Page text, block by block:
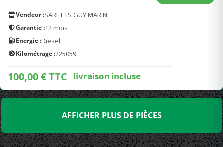
Vendeur :SARL ETS GUY MARIN
Garantie :12 mois
Energie :Diesel
Kilométrage :225059
100,00 € TTC livraison incluse
AFFICHER PLUS DE PIÈCES